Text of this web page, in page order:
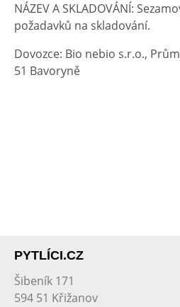
NÁZEV A SKLADOVÁNÍ:
požadavků na skladování.
Dovozce: Bio nebio s.r.o.,
51 Bavoryně
PYTLÍCI.CZ
Šibeník 171
594 51 Křižanov